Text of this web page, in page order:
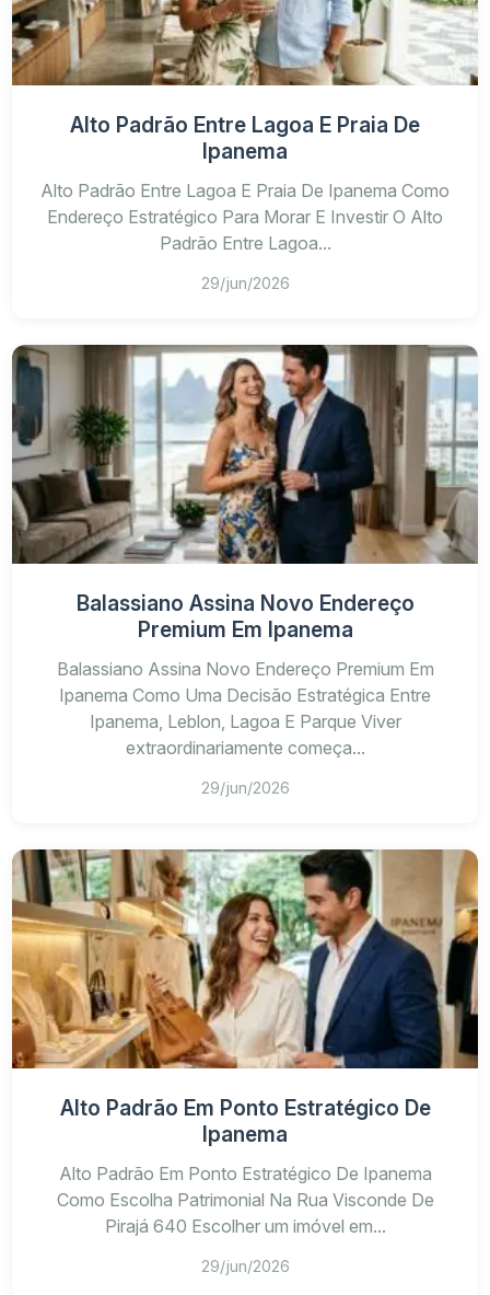
Alto Padrão Entre Lagoa E Praia De
Ipanema
Alto Padrão Entre Lagoa E Praia De Ipanema Como
Endereço Estratégico Para Morar E Investir O Alto
Padrão Entre Lagoa...
29/jun/2026
Balassiano Assina Novo Endereço
Premium Em Ipanema
Balassiano Assina Novo Endereço Premium Em
Ipanema Como Uma Decisão Estratégica Entre
Ipanema, Leblon, Lagoa E Parque Viver
extraordinariamente começa...
29/jun/2026
Alto Padrão Em Ponto Estratégico De
Ipanema
Alto Padrão Em Ponto Estratégico De Ipanema
Como Escolha Patrimonial Na Rua Visconde De
Pirajá 640 Escolher um imóvel em...
29/jun/2026